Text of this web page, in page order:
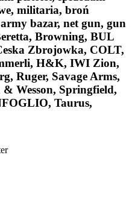
militaria, broń
bazar, net gun, gun
Browning, BUL
Zbrojowka, COLT,
H&K, IWI Zion,
Ruger, Savage Arms,
Wesson, Springfield,
Taurus,